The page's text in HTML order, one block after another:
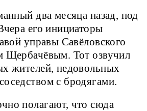
два месяца назад, под
его инициаторы
управы Савёловского
Щербачёвым. Тот озвучил
жителей, недовольных
с бродягами.
полагают, что сюда